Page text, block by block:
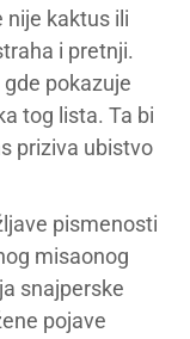
nije kaktus ili
i pretnji.
pokazuje
tog lista. Ta bi
priziva ubistvo
pismenosti
misaonog
snajperske
pojave